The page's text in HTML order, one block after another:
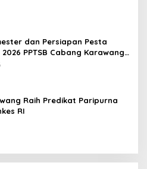
dan Persiapan Pesta
PPTSB Cabang Karawang
Raih Predikat Paripurna
RI